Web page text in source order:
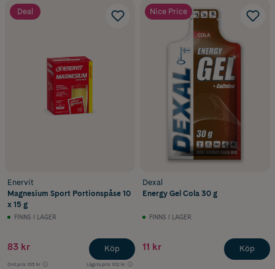
Deal
Enervit
Magnesium Sport Portionspåse 10
x 15 g
FINNS I LAGER
83 kr
Ord.pris 103 kr Lägsta pris 102 kr
Köp
Nice Price
Dexal
Energy Gel Cola 30 g
FINNS I LAGER
11 kr Köp